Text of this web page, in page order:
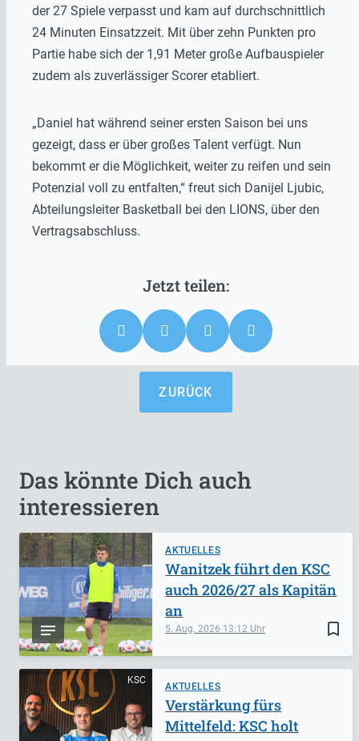
der 27 Spiele verpasst und kam auf durchschnittlich
24 Minuten Einsatzzeit. Mit über zehn Punkten pro
Partie habe sich der 1,91 Meter große Aufbauspieler
zudem als zuverlässiger Scorer etabliert.
„Daniel hat während seiner ersten Saison bei uns
gezeigt, dass er über großes Talent verfügt. Nun
bekommt er die Möglichkeit, weiter zu reifen und sein
Potenzial voll zu entfalten,“ freut sich Danijel Ljubic,
Abteilungsleiter Basketball bei den LIONS, über den
Vertragsabschluss.
ZURÜCK
Das könnte Dich auch
interessieren
AKTUELLES
bookmark_border
5. Aug. 2026 13:12
Wanitzek führt den KSC
auch 2026/27 als Kapitän
an
KSC
AKTUELLES
Verstärkung fürs
Mittelfeld: KSC holt